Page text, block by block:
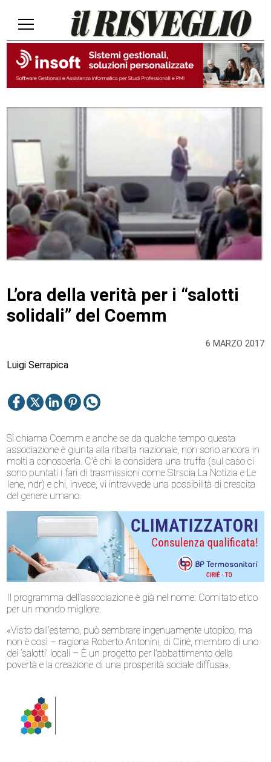
6 MARZO 2017
L’ora della verità per i “salotti
solidali” del Coemm
Luigi Serrapica
Si chiama Coemm e anche se da qualche tempo questa
associazione è giunta alla ribalta nazionale, non sono ancora in
molti a conoscerla. C’è chi la considera una truffa (sul caso ci
sono puntati i fari di trasmissioni come Strscia La Notizia e Le
Iene, ndr) e chi, invece, vi intravvede una possibilità di crescita
del genere umano.
Il programma dell’associazione è già nel nome: Comitato etico
per un mondo migliore.
«Visto dall’esterno, può sembrare ingenuamente utopico, ma
non è così – ragiona Roberto Antonini, di Ciriè, membro di uno
dei ‘salotti’ locali – È un progetto per l’abbattimento della
povertà e la creazione di una prosperità sociale diffusa».